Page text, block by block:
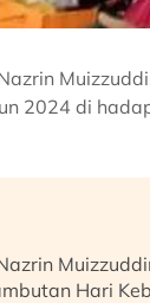
2024 di
Hari